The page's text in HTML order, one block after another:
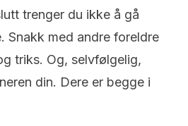
trenger du ikke å gå
Snakk med andre foreldre
triks. Og, selvfølgelig,
din. Dere er begge i